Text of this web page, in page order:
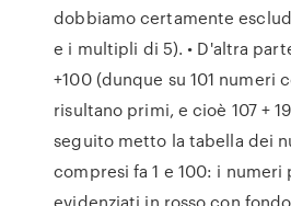
dobbiamo certamente
e i multipli di 5). • D'altra
+100 (dunque su 101 numeri
risultano primi, e cioè 107 +
seguito metto la tabella dei
compresi fa 1 e 100: i
evidenziati in rosso con